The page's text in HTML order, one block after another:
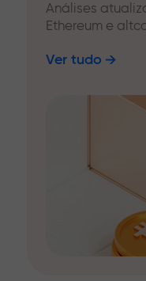
Análises
Ethereum e
Ver tudo